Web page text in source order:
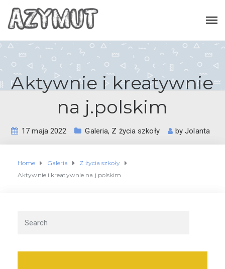
Aktywnie i kreatywnie
na j.polskim
17 maja 2022 Galeria, Z życia szkoły byJolanta
Home Galeria
Z życia szkoły
Aktywnie i kreatywnie na j.polskim